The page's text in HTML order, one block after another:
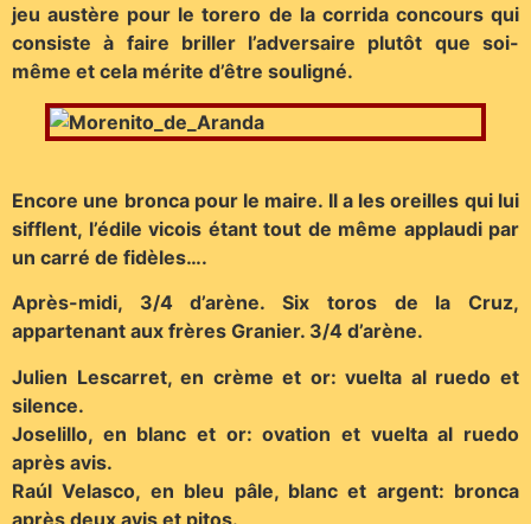
jeu austère pour le torero de la corrida concours qui
consiste à faire briller l’adversaire plutôt que soi-
même et cela mérite d’être souligné.
Encore une bronca pour le maire. Il a les oreilles qui lui
sifflent, l’édile vicois étant tout de même applaudi par
un carré de fidèles….
Après-midi, 3/4 d’arène. Six toros de la Cruz,
appartenant aux frères Granier. 3/4 d’arène.
Julien Lescarret, en crème et or: vuelta al ruedo et
silence.
Joselillo, en blanc et or: ovation et vuelta al ruedo
après avis.
Raúl Velasco, en bleu pâle, blanc et argent: bronca
après deux avis et pitos.